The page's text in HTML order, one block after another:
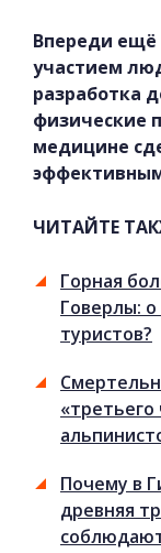
Впереди ещё
участием
разработка
физические
медицине
ЧИТАЙТЕ
Горная
Говерлы:
туристов?
«третьего
Почему в
древняя